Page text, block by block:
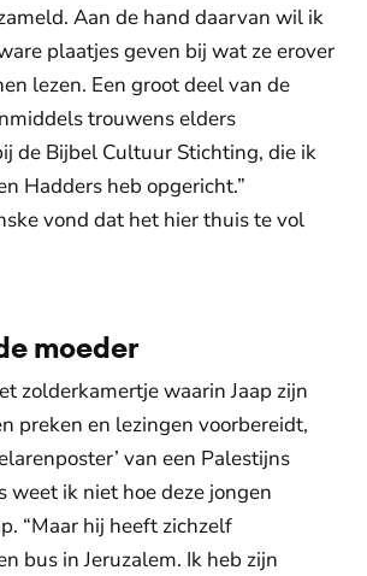
Aan de hand daarvan wil ik
plaatjes geven bij wat ze erover
lezen. Een groot deel van de
trouwens elders
de Bijbel Cultuur Stichting, die ik
Hadders heb opgericht.”
vond dat het hier thuis te vol
moeder
zolderkamertje waarin Jaap zijn
preken en lezingen voorbereidt,
van een Palestijns
weet ik niet hoe deze jongen
“Maar hij heeft zichzelf
bus in Jeruzalem. Ik heb zijn